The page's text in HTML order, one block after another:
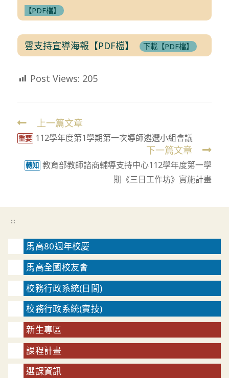
【PDF檔】
雲支持宣導海報【PDF檔】 下載【PDF檔】
Post Views: 205
Read
more
上一篇文章
重要 112學年度第1學期第一次導師遴選小組會議
下一篇文章
轉知 教育部教師諮商輔導支持中心112學年度第一學
期《三日工作坊》實施計畫
:::
馬高80週年校慶
馬高全國校友會
校務行政系統(日間)
校務行政系統(實技)
新生專區
課程計畫
選課資訊